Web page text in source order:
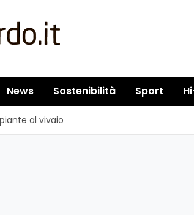
News Sostenibilità Sport
al vivaio